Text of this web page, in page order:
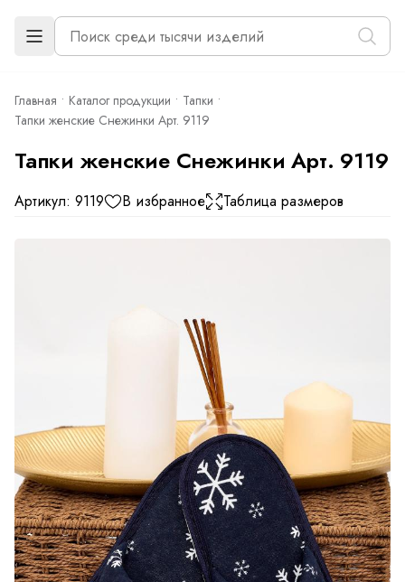
Главная Каталог продукции
Тапки
Тапки женские Снежинки Арт. 9119
Тапки женские Снежинки Арт. 9119
Артикул: 9119 В избранное Таблица размеров